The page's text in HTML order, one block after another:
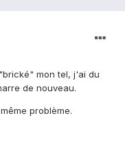
mon tel, j'ai du
de nouveau.
problème.